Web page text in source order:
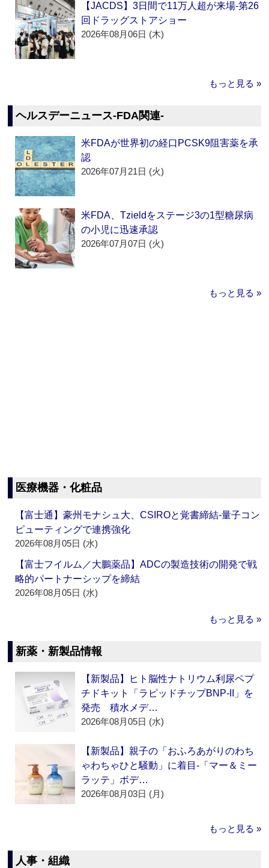
【JACDS】3日間で11万人超が来場‐第26
回ドラッグストアショー
2026年08月06日 (木)
もっと見る »
ヘルスデーニュース‐FDA関連‐
米FDAが世界初の経口PCSK9阻害薬を承
認
2026年07月21日 (火)
米FDA、Tzieldをステージ3の1型糖尿病
の小児に迅速承認
2026年07月07日 (火)
もっと見る »
医療機器・化粧品
【富士通】豪州モナシュ大、CSIROと覚書締結‐量子コン
ピューティングで連携強化
2026年08月05日 (水)
【富士フイルム／大鵬薬品】ADCの製造技術の開発で戦
略的パートナーシップを締結
2026年08月05日 (水)
もっと見る »
新薬・新製品情報
【新製品】ヒト脳性ナトリウム利尿ペプ
チドキット「ラピッドチップBNP-II」を
発売 積水メデ…
2026年08月05日 (水)
【新製品】親子の「おふろあがりのわち
ゃわちゃひと騒動」に着目‐「マー＆ミー
ラッテ」ボデ…
2026年08月03日 (月)
もっと見る »
人事・組織